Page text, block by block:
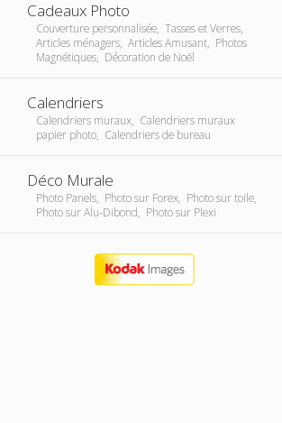
Cadeaux Photo
Couverture personnalisée, Tasses et Verres,
Articles ménagers, Articles Amusant, Photos
Magnétiques, Décoration de Noël
Calendriers
Calendriers muraux, Calendriers muraux
papier photo, Calendriers de bureau
Déco Murale
Photo Panels, Photo sur Forex, Photo sur toile,
Photo sur Alu-Dibond, Photo sur Plexi